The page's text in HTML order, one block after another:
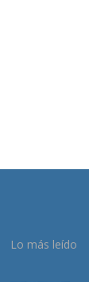
Lo más leído